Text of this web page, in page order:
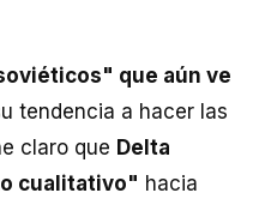
que aún ve
tendencia a hacer las
claro que Delta
cualitativo" hacia